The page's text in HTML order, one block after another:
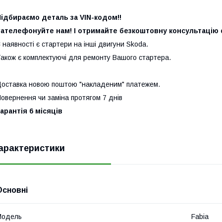
деталь за VIN-кодом!!
нам! І отримайте безкоштовну консультацію
наявності є стартери на інші двигуни Skoda.
є комплектуючі для ремонту Вашого стартера.
новою поштою "накладеним" платежем.
чи заміна протягом 7 днів
6 місяців
Fabia